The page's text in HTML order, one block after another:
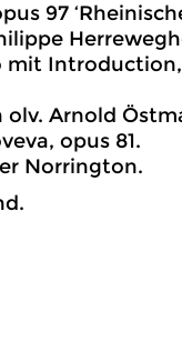
97
Introduction,
Arnold
opus 81.
Norrington.